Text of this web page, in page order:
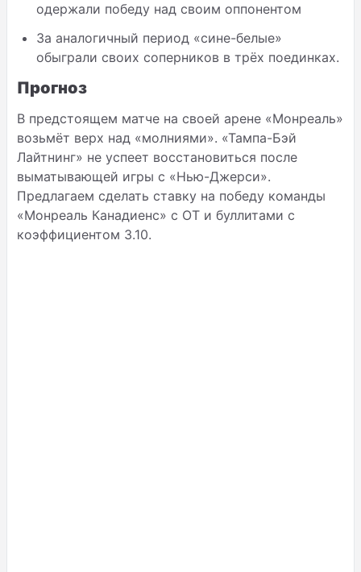
одержали победу над своим оппонентом
За аналогичный период «сине-белые»
обыграли своих соперников в трёх поединках.
Прогноз
В предстоящем матче на своей арене «Монреаль»
возьмёт верх над «молниями». «Тампа-Бэй
Лайтнинг» не успеет восстановиться после
выматывающей игры с «Нью-Джерси».
Предлагаем сделать ставку на победу команды
«Монреаль Канадиенс» с ОТ и буллитами с
коэффициентом 3.10.